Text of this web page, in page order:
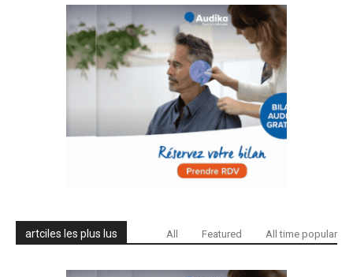
artciles les plus lus All Featured All time popular